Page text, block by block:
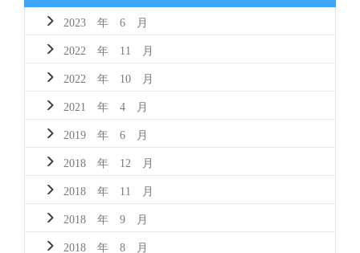
2023 年 6 月
2022 年 11 月
2022 年 10 月
2021 年 4 月
2019 年 6 月
2018 年 12 月
2018 年 11 月
2018 年 9 月
2018 年 8 月